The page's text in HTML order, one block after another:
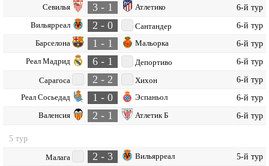
Севилья 3 - 1 Атлетико 6-й тур
Вильярреал 2 - 0 Сантандер 6-й тур
Барселона 1 - 1 Мальорка 6-й тур
Реал Мадрид 6 - 1 Депортиво 6-й тур
Сарагоса 2 - 2 Хихон 6-й тур
Реал Сосьедад 1 - 0 Эспаньол 6-й тур
Валенсия 2 - 1 Атлетик Б 6-й тур
5 тур
Малага 2 - 3 Вильярреал 5-й тур